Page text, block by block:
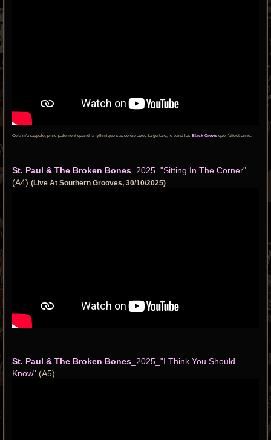
Cela m'a rappelé, principalement quand la rythmique s'accélère avec la guitare, le band les Black Crows que j'affectionne.
St. Paul & The Broken Bones _2025_"Sitting In The Corner"
(A4) (Live At Southern Grooves, 30/10/2025)
St. Paul & The Broken Bones _2025_"I Think You Should
Know" (A5)